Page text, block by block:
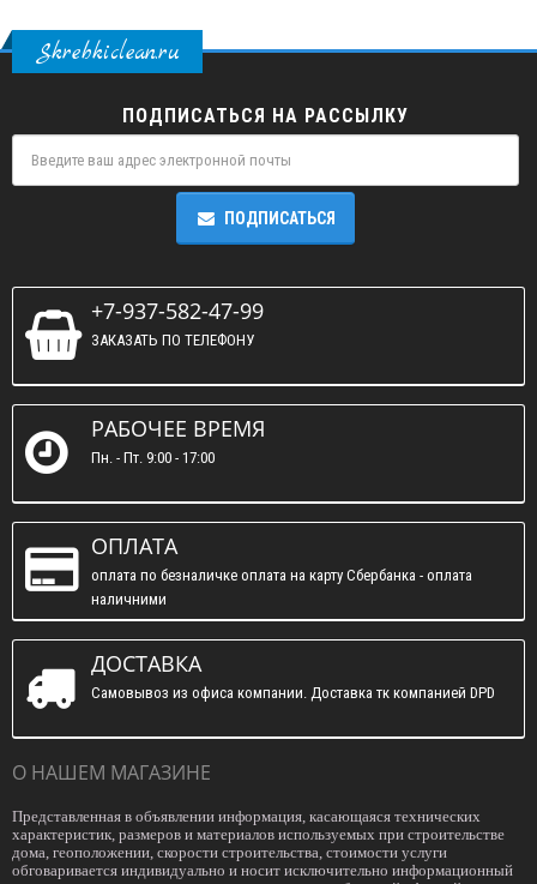
Skrebkiclean.ru
ПОДПИСАТЬСЯ НА РАССЫЛКУ
ПОДПИСАТЬСЯ
+7-937-582-47-99
ЗАКАЗАТЬ ПО ТЕЛЕФОНУ
РАБОЧЕЕ ВРЕМЯ
Пн. - Пт. 9:00 - 17:00
ОПЛАТА
оплата по безналичке оплата на карту Сбербанка - оплата
наличними
ДОСТАВКА
Самовывоз из офиса компании. Доставка тк компанией DPD
О НАШЕМ МАГАЗИНЕ
Представленная в объявлении информация, касающаяся технических
характеристик, размеров и материалов используемых при строительстве
дома, геоположении, скорости строительства, стоимости услуги
обговаривается индивидуально и носит исключительно информационный